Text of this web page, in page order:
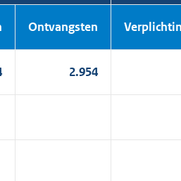
Ontvangsten Verplich
2.954